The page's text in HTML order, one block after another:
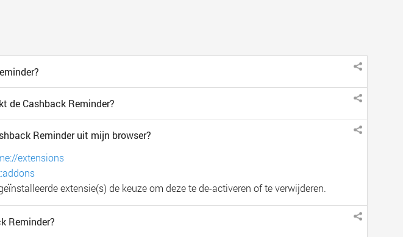
de Cashback Reminder?
Reminder uit mijn browser?
extensions
extensie(s) de keuze om deze te de-activeren of te verwijderen.
Reminder?